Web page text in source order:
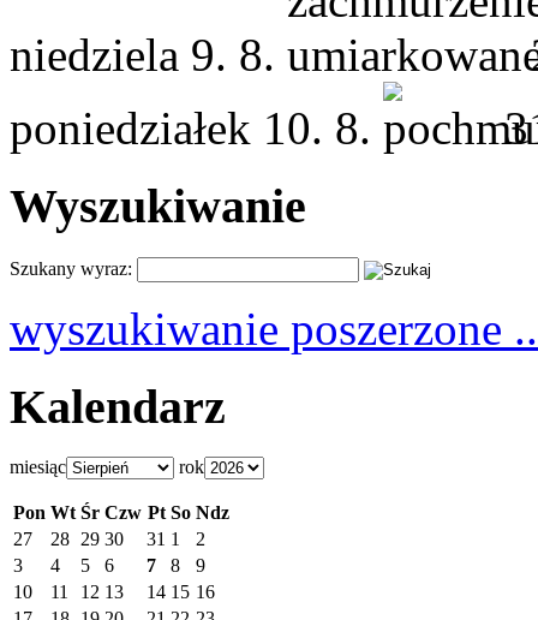
niedziela 9. 8.
poniedziałek 10. 8.
Wyszukiwanie
Szukany wyraz:
wyszukiwanie poszerzone
Kalendarz
miesiąc rok
Pon Wt Śr Czw Pt So Ndz
27
28 29 30 31 1
2
3
4 5 6 7 8
9
10
11 12 13 14 15 16